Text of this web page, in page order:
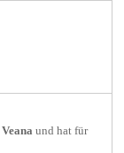
Veana und hat für